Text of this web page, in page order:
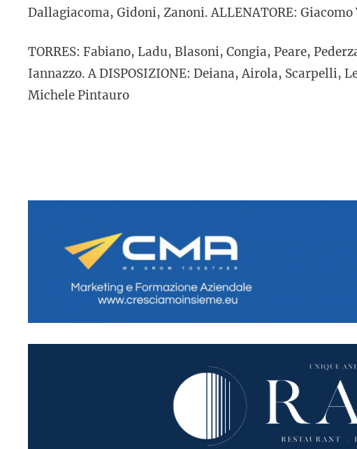
Dallagiacoma, Gidoni, Zanoni. ALLENATORE:
TORRES: Fabiano, Ladu, Blasoni, Congia, Peare,
Iannazzo. A DISPOSIZIONE: Deiana, Airola, Scarpelli,
Michele Pintauro